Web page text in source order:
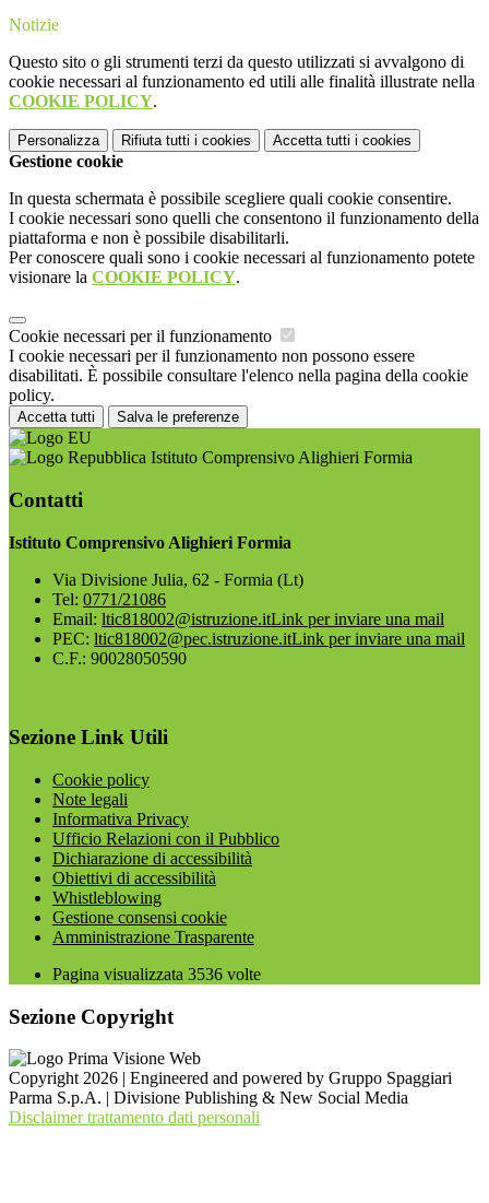
Notizie
Questo sito o gli strumenti terzi da questo utilizzati si avvalgono di
cookie necessari al funzionamento ed utili alle finalità illustrate nella
COOKIE POLICY.
Personalizza Rifiuta tutti i cookies Accetta tutti i cookies
Gestione cookie
In questa schermata è possibile scegliere quali cookie consentire.
I cookie necessari sono quelli che consentono il funzionamento della
piattaforma e non è possibile disabilitarli.
Per conoscere quali sono i cookie necessari al funzionamento potete
visionare la COOKIE POLICY.
Cookie necessari per il funzionamento
I cookie necessari per il funzionamento non possono essere
disabilitati. È possibile consultare l'elenco nella pagina della cookie
policy.
Accetta tutti Salva le preferenze
Istituto Comprensivo Alighieri Formia
Contatti
Istituto Comprensivo Alighieri Formia
Via Divisione Julia, 62 - Formia (Lt)
Tel: 0771/21086
Email: ltic818002@istruzione.itLink per inviare una mail
PEC: ltic818002@pec.istruzione.itLink per inviare una mail
C.F.: 90028050590
Sezione Link Utili
Cookie policy
Note legali
Informativa Privacy
Ufficio Relazioni con il Pubblico
Dichiarazione di accessibilità
Obiettivi di accessibilità
Whistleblowing
Gestione consensi cookie
Amministrazione Trasparente
Pagina visualizzata 3536 volte
Sezione Copyright
Copyright 2026 | Engineered and powered by Gruppo Spaggiari
Parma S.p.A. | Divisione Publishing & New Social Media
Disclaimer trattamento dati personali